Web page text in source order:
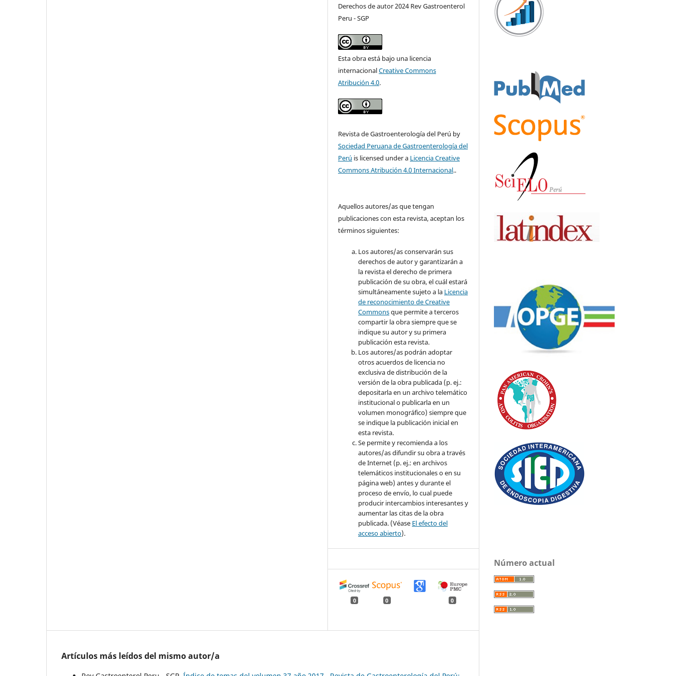
Derechos de autor 2024 Rev Gastroenterol
Peru - SGP
Esta obra está bajo una licencia
internacionalCreative Commons
Atribución 4.0.
Revista de Gastroenterología del Perú by
Sociedad Peruana de Gastroenterología del
Perú is licensed under a Licencia Creative
Commons Atribución 4.0 Internacional..
Aquellos autores/as que tengan
publicaciones con esta revista, aceptan los
términos siguientes:
Los autores/as conservarán sus
derechos de autor y garantizarán a
la revista el derecho de primera
publicación de su obra, el cuál estará
simultáneamente sujeto a la Licencia
de reconocimiento de Creative
Commonsque permite a terceros
compartir la obra siempre que se
indique su autor y su primera
publicación esta revista.
Los autores/as podrán adoptar
otros acuerdos de licencia no
exclusiva de distribución de la
versión de la obra publicada (p. ej.:
depositarla en un archivo telemático
institucional o publicarla en un
volumen monográfico) siempre que
se indique la publicación inicial en
esta revista.
Se permite y recomienda a los
autores/as difundir su obra a través
de Internet (p. ej.: en archivos
telemáticos institucionales o en su
página web) antes y durante el
proceso de envío, lo cual puede
producir intercambios interesantes y
aumentar las citas de la obra
publicada. (Véase El efecto del
acceso abierto).
0 0 0
Artículos más leídos del mismo autor/a
Número actual